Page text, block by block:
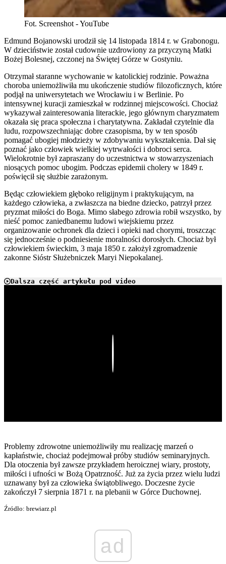
Fot. Screenshot - YouTube
Edmund Bojanowski urodził się 14 listopada 1814 r. w Grabonogu.
W dzieciństwie został cudownie uzdrowiony za przyczyną Matki
Bożej Bolesnej, czczonej na Świętej Górze w Gostyniu.
Otrzymał staranne wychowanie w katolickiej rodzinie. Poważna
choroba uniemożliwiła mu ukończenie studiów filozoficznych, które
podjął na uniwersytetach we Wrocławiu i w Berlinie. Po
intensywnej kuracji zamieszkał w rodzinnej miejscowości. Chociaż
wykazywał zainteresowania literackie, jego głównym charyzmatem
okazała się praca społeczna i charytatywna. Zakładał czytelnie dla
ludu, rozpowszechniając dobre czasopisma, by w ten sposób
pomagać ubogiej młodzieży w zdobywaniu wykształcenia. Dał się
poznać jako człowiek wielkiej wytrwałości i dobroci serca.
Wielokrotnie był zapraszany do uczestnictwa w stowarzyszeniach
niosących pomoc ubogim. Podczas epidemii cholery w 1849 r.
poświęcił się służbie zarażonym.
Będąc człowiekiem głęboko religijnym i praktykującym, na
każdego człowieka, a zwłaszcza na biedne dziecko, patrzył przez
pryzmat miłości do Boga. Mimo słabego zdrowia robił wszystko, by
nieść pomoc zaniedbanemu ludowi wiejskiemu przez
organizowanie ochronek dla dzieci i opieki nad chorymi, troszcząc
się jednocześnie o podniesienie moralności dorosłych. Chociaż był
człowiekiem świeckim, 3 maja 1850 r. założył zgromadzenie
zakonne Sióstr Służebniczek Maryi Niepokalanej.
Dalsza część artykułu pod video
Problemy zdrowotne uniemożliwiły mu realizację marzeń o
kapłaństwie, chociaż podejmował próby studiów seminaryjnych.
Dla otoczenia był zawsze przykładem heroicznej wiary, prostoty,
miłości i ufności w Bożą Opatrzność. Już za życia przez wielu ludzi
uznawany był za człowieka świątobliwego. Doczesne życie
zakończył 7 sierpnia 1871 r. na plebanii w Górce Duchownej.
Źródło: brewiarz.pl
ad